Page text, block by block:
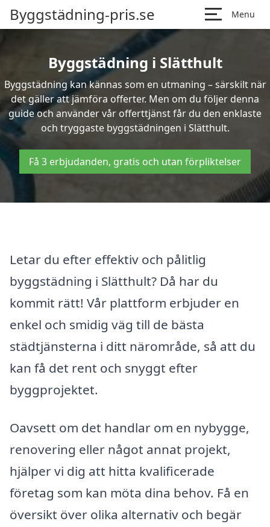
Byggstädning-pris.se Menu
Byggstädning i Slätthult
Byggstädning kan kännas som en utmaning – särskilt när
det gäller att jämföra offerter. Men om du följer denna
guide och använder vår offerttjänst får du den enklaste
och tryggaste byggstädningen i Slätthult.
Få 3 erbjudanden, gratis och utan förpliktelser
Letar du efter effektiv och pålitlig
byggstädning i Slätthult? Då har du
kommit rätt! Vår plattform erbjuder en
enkel och smidig väg till de bästa
städtjänsterna i ditt närområde, så att du
kan få det rent och snyggt efter
byggprojektet.
Oavsett om det handlar om en nybygge,
renovering eller något annat projekt,
hjälper vi dig att hitta kvalificerade
företag som kan möta dina behov. Få en
översikt över olika alternativ och begär